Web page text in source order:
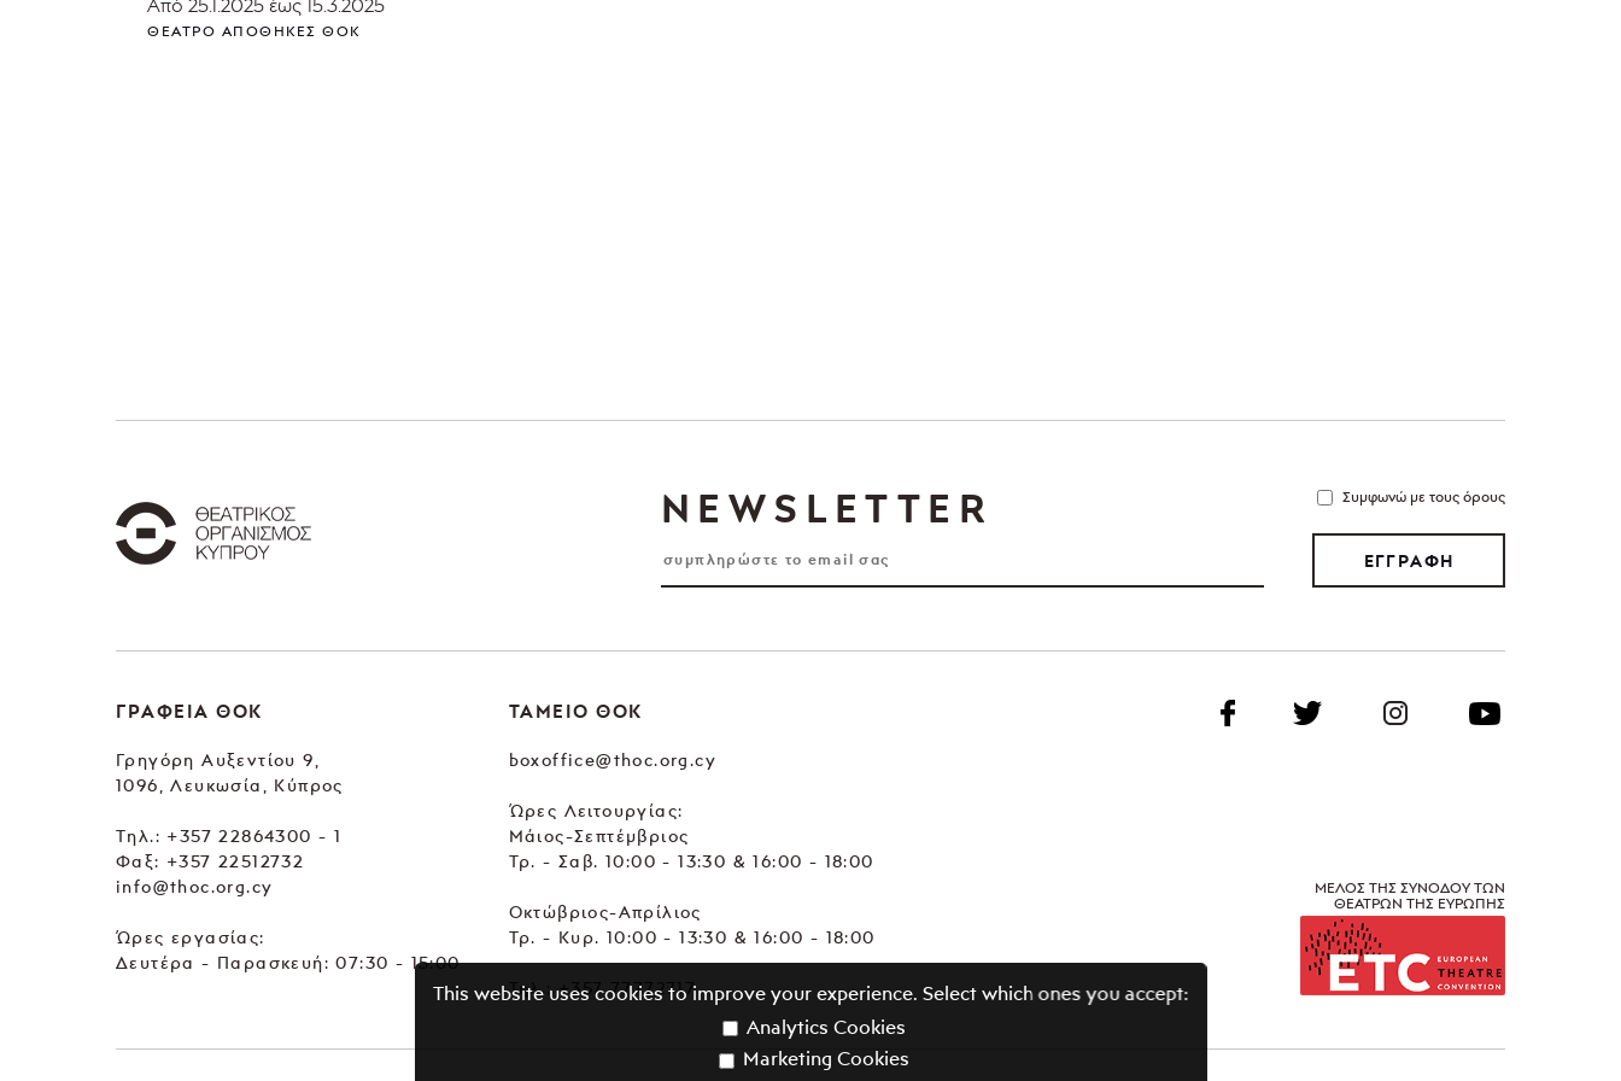
ΘΈΑΤΡΟ ΑΠΟΘΉΚΕΣ ΘΟΚ
NEWSLETTER Συμφωνώ με τους όρους
ΕΓΓΡΑΦΗ
ΓΡΑΦΕΙΑ ΘΟΚ
Γρηγόρη Αυξεντίου 9,
1096, Λευκωσία, Κύπρος
Tηλ.: +357 22864300 - 1
Φαξ: +357 22512732
info@thoc.org.cy
Ώρες εργασίας:
Δευτέρα - Παρασκευή: 07:30 - 15:00
ΤΑΜΕΙΟ ΘΟΚ
boxoffice@thoc.org.cy
Ώρες Λειτουργίας:
Μάιος-Σεπτέμβριος
Τρ. - Σαβ. 10:00 - 13:30 & 16:00 - 18:00
Οκτώβριος-Απρίλιος
Τρ. - Κυρ. 10:00 - 13:30 & 16:00 - 18:00
Τηλ.:+357 77772717
ΜΕΛΟΣ ΤΗΣ ΣΥΝΟΔΟΥ ΤΩΝ
ΘΕΑΤΡΩΝ ΤΗΣ ΕΥΡΩΠΗΣ
This website uses cookies to improve your experience. Select which ones you accept:
Analytics Cookies
Marketing Cookies